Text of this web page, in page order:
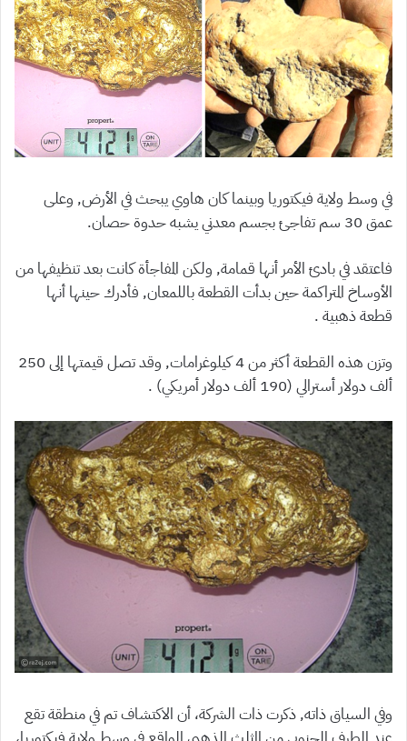
في وسط ولاية فيكتوريا وبينما كان هاوي يبحث في الأرض, وعلى
عمق 30 سم تفاجئ بجسم معدني يشبه حدوة حصان.
فاعتقد في بادئ الأمر أنها قمامة, ولكن المفاجأة كانت بعد تنظيفها من
الأوساخ المتراكمة حين بدأت القطعة باللمعان, فأدرك حينها أنها
قطعة ذهبية .
وتزن هذه القطعة أكثر من 4 كيلوغرامات, وقد تصل قيمتها إلى 250
ألف دولار أسترالي (190 ألف دولار أمريكي) .
وفي السياق ذاته, ذكرت ذات الشركة، أن الاكتشاف تم في منطقة تقع